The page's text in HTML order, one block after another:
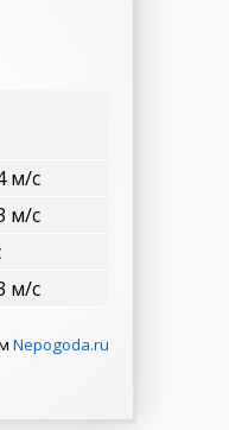
м/с
м/с
м/с
Nepogoda.ru